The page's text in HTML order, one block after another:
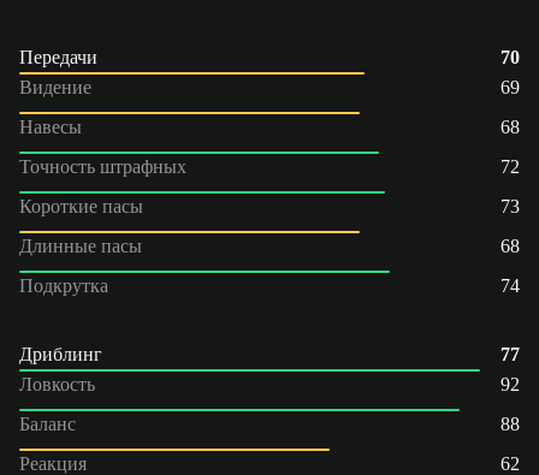
Передачи
70
Видение
69
Навесы
68
Точность штрафных
72
Короткие пасы
73
Длинные пасы
68
Подкрутка
74
Дриблинг
77
Ловкость
92
Баланс
88
Реакция
62